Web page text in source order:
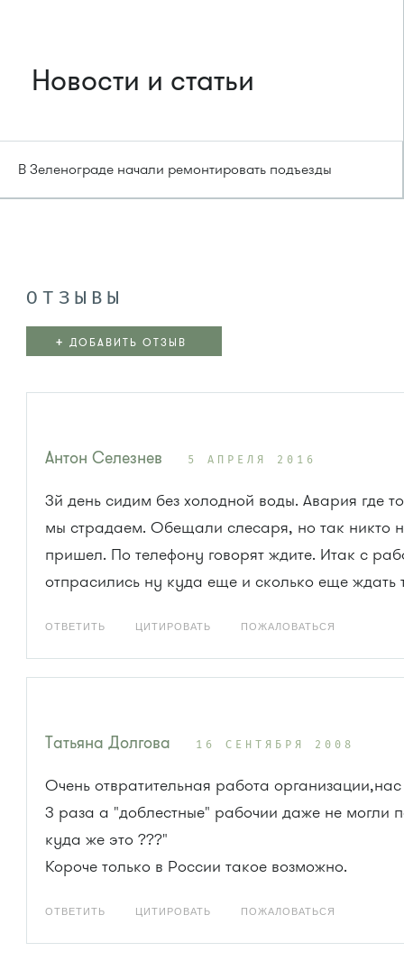
Новости и статьи
В Зеленограде начали ремонтировать подъезды
ОТЗЫВЫ
+ ДОБАВИТЬ ОТЗЫВ
Антон Селезнев 5 АПРЕЛЯ 2016
3й день сидим без холодной воды. Авария где
мы страдаем. Обещали слесаря, но так никто
пришел. По телефону говорят ждите. Итак с
отпрасились ну куда еще и сколько еще ждать
ОТВЕТИТЬ ЦИТИРОВАТЬ ПОЖАЛОВАТЬСЯ
Татьяна Долгова 16 СЕНТЯБРЯ 2008
Очень отвратительная работа
3 раза а "доблестные" рабочии даже не могли
куда же это ???"
Короче только в России такое возможно.
ОТВЕТИТЬ ЦИТИРОВАТЬ ПОЖАЛОВАТЬСЯ